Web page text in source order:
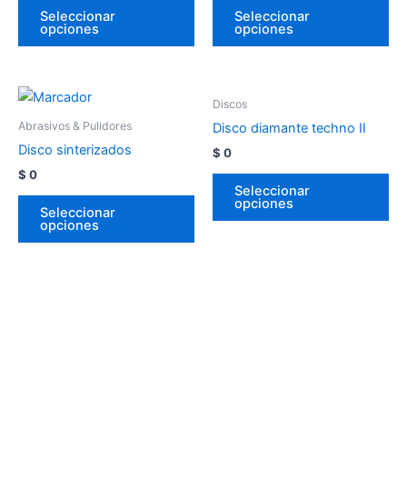
Seleccionar
opciones
Seleccionar
opciones
Abrasivos & Pulidores
Disco sinterizados
$ 0
Seleccionar
opciones
Discos
Disco diamante techno II
$ 0
Seleccionar
opciones